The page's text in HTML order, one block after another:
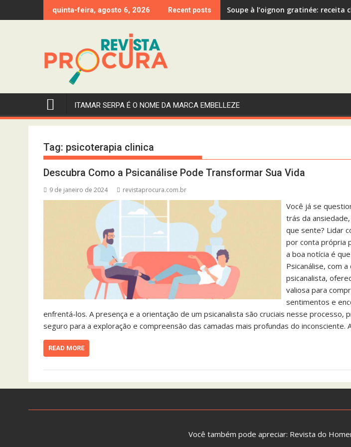
to
quinta-feira, agosto 6, 2026 Recent posts Soupe à l’oignon gratinée: receita
Sopa de Abóbora com Gengibre: A
ITAMAR SERPA É O NOME DA MARCA EMBELLEZE
Tag: psicoterapia clinica
Descubra Como a Psicanálise Pode Transformar Sua Vida
9 de janeiro de 2024 revistaprocura.com.br
Você já se
trás da
que sente? Lidar
por conta própria
a boa notícia é
Psicanálise, com
psicanalista,
valiosa para
sentimentos e
enfrentá-los. A presença e a orientação de um psicanalista são cruciais nesse processo,
seguro para a exploração e compreensão das camadas mais profundas do inconsciente.
READ MORE
Você também pode apreciar: Revista do